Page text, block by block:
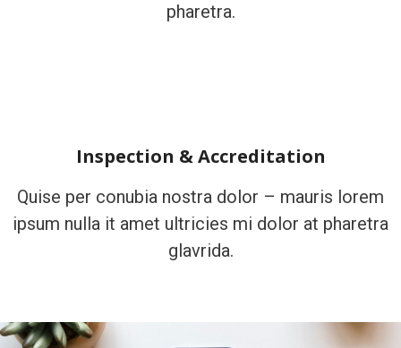
pharetra.
Inspection & Accreditation
Quise per conubia nostra dolor – mauris lorem
ipsum nulla it amet ultricies mi dolor at pharetra
glavrida.